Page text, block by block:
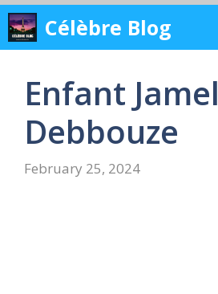
Skip
to
content
Célèbre Blog
Enfant Jamel
Debbouze
February 25, 2024